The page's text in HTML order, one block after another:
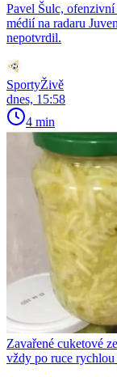
Pavel Šulc,
médií na radaru
nepotvrdil.
SportyŽivě
dnes, 15:58
4 min
Zavařené cuketové
vždy po ruce